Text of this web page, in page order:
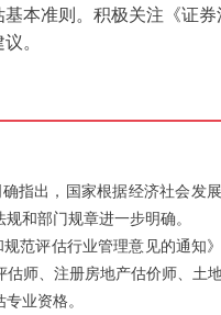
本准则。积极关注《证
。
指出，国家根据经济社会发
和部门规章进一步明确。
范评估行业管理意见的通知
师、注册房地产估价师、土
业资格。